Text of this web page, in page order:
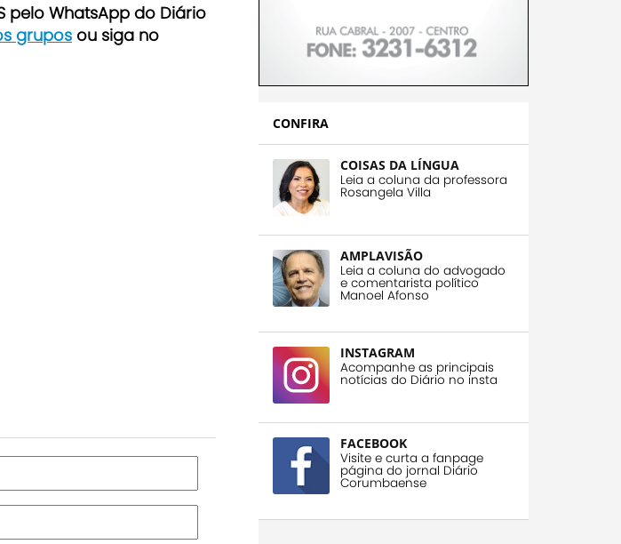
pelo WhatsApp do Diário
grupos ou siga no
CONFIRA
COISAS DA LÍNGUA
Leia a coluna da professora
Rosangela Villa
AMPLAVISÃO
Leia a coluna do advogado
e comentarista político
Manoel Afonso
INSTAGRAM
Acompanhe as principais
notícias do Diário no insta
FACEBOOK
Visite e curta a fanpage
página do jornal Diário
Corumbaense